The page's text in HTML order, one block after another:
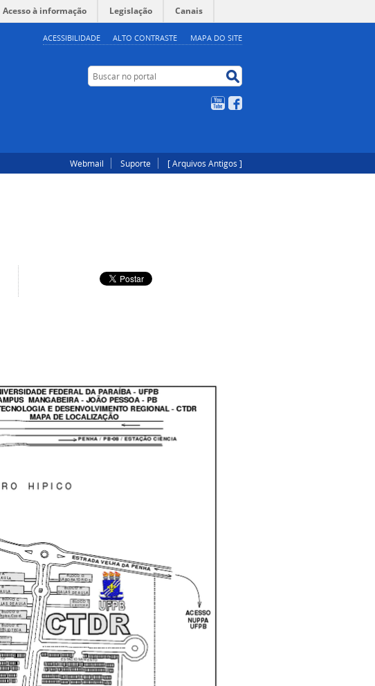
ACESSIBILIDADE ALTO CONTRASTE MAPA DO SITE
Acesso à informação Legislação Canais
Buscar no portal
YouTube
Webmail Suporte [ Arquivos Antigos ]